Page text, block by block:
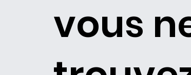
vous